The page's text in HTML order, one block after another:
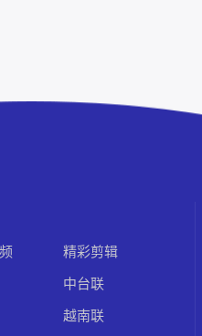
精彩剪辑
中台联
越南联